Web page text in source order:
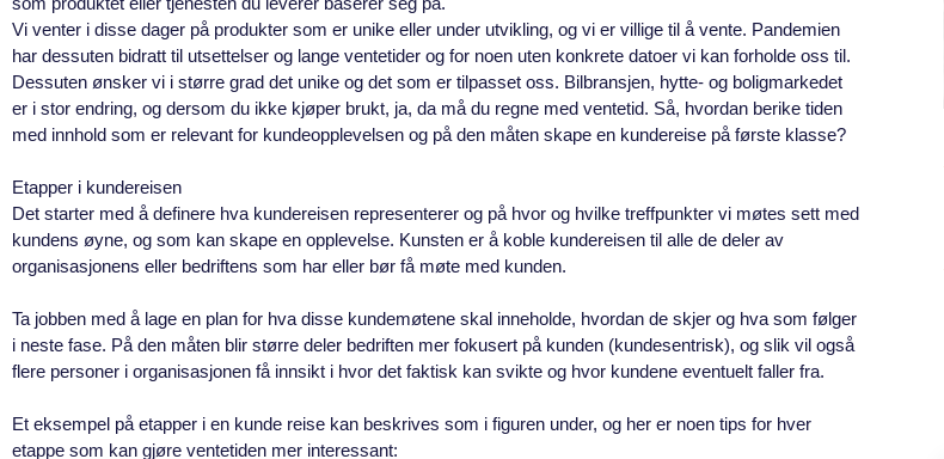
Vi venter i disse dager på produkter som er unike eller under utvikling, og vi er villige til å vente. Pandemien
har dessuten bidratt til utsettelser og lange ventetider og for noen uten konkrete datoer vi kan forholde oss til.
Dessuten ønsker vi i større grad det unike og det som er tilpasset oss. Bilbransjen, hytte- og boligmarkedet
er i stor endring, og dersom du ikke kjøper brukt, ja, da må du regne med ventetid. Så, hvordan berike tiden
med innhold som er relevant for kundeopplevelsen og på den måten skape en kundereise på første klasse?
Etapper i kundereisen
Det starter med å definere hva kundereisen representerer og på hvor og hvilke treffpunkter vi møtes sett med
kundens øyne, og som kan skape en opplevelse. Kunsten er å koble kundereisen til alle de deler av
organisasjonens eller bedriftens som har eller bør få møte med kunden.
Ta jobben med å lage en plan for hva disse kundemøtene skal inneholde, hvordan de skjer og hva som følger
i neste fase. På den måten blir større deler bedriften mer fokusert på kunden (kundesentrisk), og slik vil også
flere personer i organisasjonen få innsikt i hvor det faktisk kan svikte og hvor kundene eventuelt faller fra.
Et eksempel på etapper i en kunde reise kan beskrives som i figuren under, og her er noen tips for hver
etappe som kan gjøre ventetiden mer interessant: